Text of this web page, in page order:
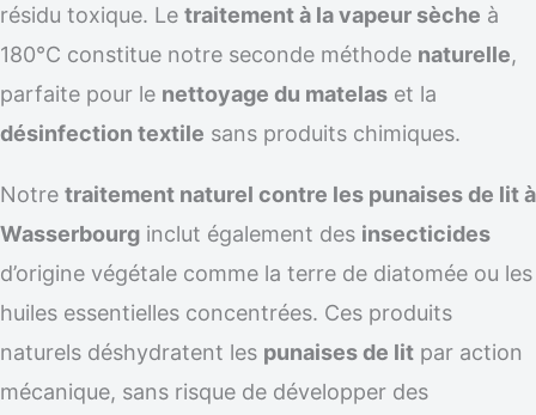
résidu toxique. Le traitement à la vapeur sèche à
180°C constitue notre seconde méthode naturelle,
parfaite pour le nettoyage du matelas et la
désinfection textile sans produits chimiques.
Notre traitement naturel contre les punaises de lit à
Wasserbourg inclut également des insecticides
d’origine végétale comme la terre de diatomée ou les
huiles essentielles concentrées. Ces produits
naturels déshydratent les punaises de lit par action
mécanique, sans risque de développer des